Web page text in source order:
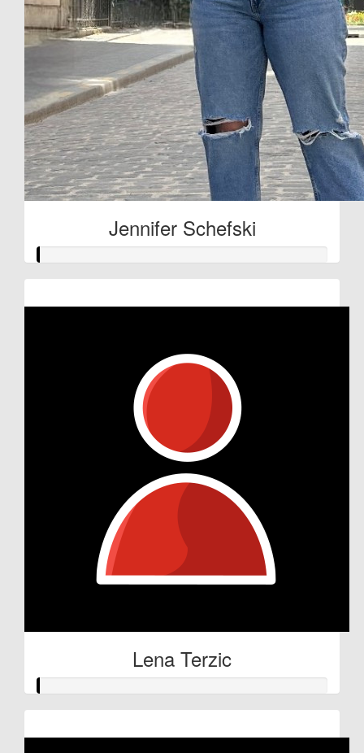
Jennifer Schefski
Lena Terzic